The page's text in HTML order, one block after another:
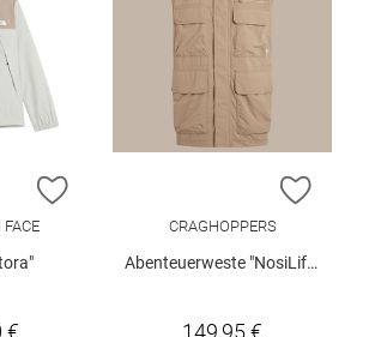
ZUR WUNSCHLISTE HINZUFÜGEN
€
ZUR
CRAGHOPPERS
Abenteuerweste "NosiLife Adventure Gilet"
149,95 €